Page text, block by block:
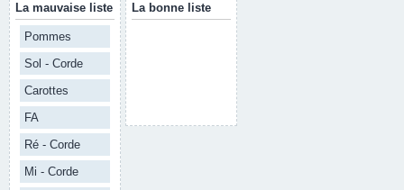
La mauvaise liste
Pommes
Sol - Corde
Carottes
FA
Ré - Corde
Mi - Corde
La bonne liste